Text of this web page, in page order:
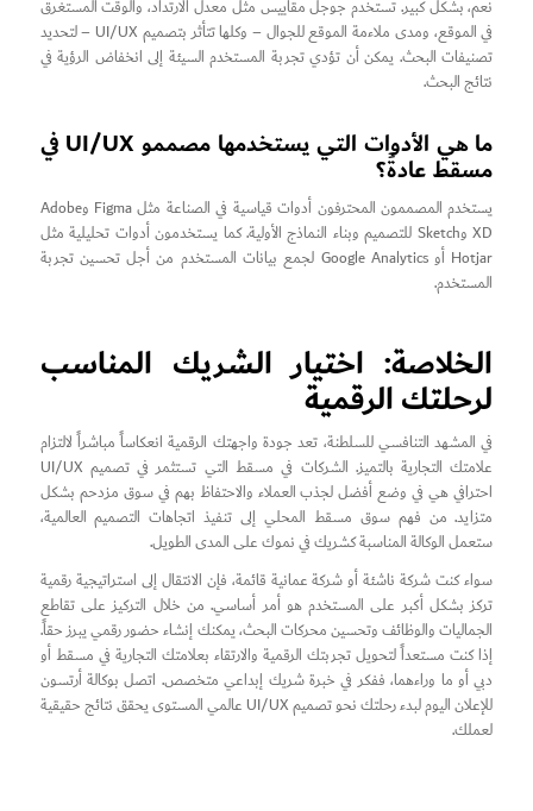
نعم، بشكل كبير. تستخدم جوجل مقاييس مثل معدل الارتداد، والوقت المستغرق
في الموقع، ومدى ملاءمة الموقع للجوال – وكلها تتأثر بتصميم UI/UX – لتحديد
تصنيفات البحث. يمكن أن تؤدي تجربة المستخدم السيئة إلى انخفاض الرؤية في
نتائج البحث.
ما هي الأدوات التي يستخدمها مصممو UI/UX في
مسقط عادةً؟
يستخدم المصممون المحترفون أدوات قياسية في الصناعة مثل Figma وAdobe
XD وSketch للتصميم وبناء النماذج الأولية. كما يستخدمون أدوات تحليلية مثل
Hotjar أو Google Analytics لجمع بيانات المستخدم من أجل تحسين تجربة
المستخدم.
الخلاصة: اختيار الشريك المناسب
لرحلتك الرقمية
في المشهد التنافسي للسلطنة، تعد جودة واجهتك الرقمية انعكاساً مباشراً لالتزام
علامتك التجارية بالتميز. الشركات في مسقط التي تستثمر في تصميم UI/UX
احترافي هي في وضع أفضل لجذب العملاء والاحتفاظ بهم في سوق مزدحم بشكل
متزايد. من فهم سوق مسقط المحلي إلى تنفيذ اتجاهات التصميم العالمية،
ستعمل الوكالة المناسبة كشريك في نموك على المدى الطويل.
سواء كنت شركة ناشئة أو شركة عمانية قائمة، فإن الانتقال إلى استراتيجية رقمية
تركز بشكل أكبر على المستخدم هو أمر أساسي. من خلال التركيز على تقاطع
الجماليات والوظائف وتحسين محركات البحث، يمكنك إنشاء حضور رقمي يبرز حقاً.
إذا كنت مستعداً لتحويل تجربتك الرقمية والارتقاء بعلامتك التجارية في مسقط أو
دبي أو ما وراءهما، ففكر في خبرة شريك إبداعي متخصص. اتصل بوكالة أرتسون
للإعلان اليوم لبدء رحلتك نحو تصميم UI/UX عالمي المستوى يحقق نتائج حقيقية
لعملك.